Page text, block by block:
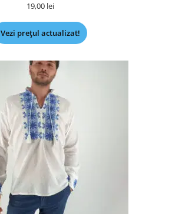
19,00 lei
Vezi prețul actualizat!